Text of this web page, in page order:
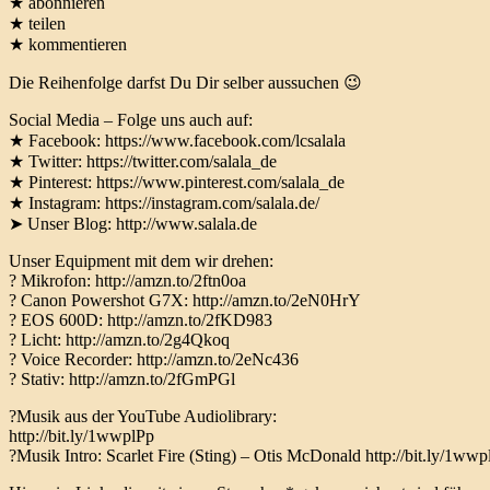
★ teilen
★ kommentieren
Die Reihenfolge darfst Du Dir selber aussuchen 😉
Social Media – Folge uns auch auf:
★ Facebook: https://www.facebook.com/lcsalala
★ Twitter: https://twitter.com/salala_de
★ Pinterest: https://www.pinterest.com/salala_de
★ Instagram: https://instagram.com/salala.de/
➤ Unser Blog: http://www.salala.de
Unser Equipment mit dem wir drehen:
? Mikrofon: http://amzn.to/2ftn0oa
? Canon Powershot G7X: http://amzn.to/2eN0HrY
? EOS 600D: http://amzn.to/2fKD983
? Licht: http://amzn.to/2g4Qkoq
? Voice Recorder: http://amzn.to/2eNc436
? Stativ: http://amzn.to/2fGmPGl
?Musik aus der YouTube Audiolibrary:
http://bit.ly/1wwplPp
?Musik Intro: Scarlet Fire (Sting) – Otis McDonald http://bit.ly/